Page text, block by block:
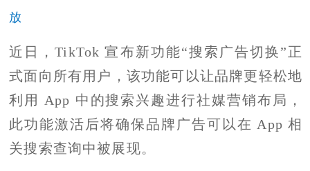
放
近日，TikTok 宣布新功能“搜索广告切换”正
式面向所有用户，该功能可以让品牌更轻松地
利用 App 中的搜索兴趣进行社媒营销布局，
此功能激活后将确保品牌广告可以在 App 相
关搜索查询中被展现。